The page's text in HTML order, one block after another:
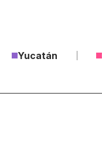
Yucatán